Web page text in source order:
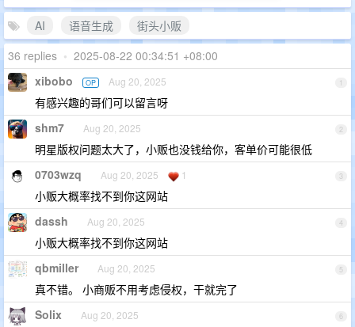
AI 语音生成
街头小贩
36 replies • 2025-08-22 00:34:51 +08:00
1
xibobo OP Aug 20, 2025
有感兴趣的哥们可以留言呀
2
shm7 Aug 20, 2025
明星版权问题太大了，小贩也没钱给你，客单价可能很低
3
0703wzq Aug 20, 2025 1
小贩大概率找不到你这网站
4
dassh Aug 20, 2025
小贩大概率找不到你这网站
5
qbmiller Aug 20, 2025
真不错。 小商贩不用考虑侵权，干就完了
6
Solix Aug 20, 2025